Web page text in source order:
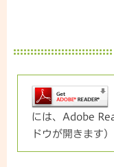
には、Adobe
ドウが開きます）